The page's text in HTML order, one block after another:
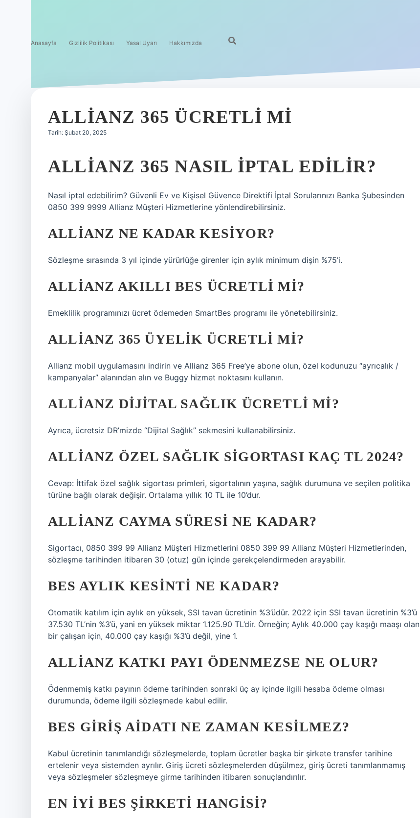
Anasayfa Gizlilik Politikası Yasal Uyarı Hakkımızda
ALLIANZ 365 ÜCRETLI MI
Tarih: Şubat 20, 2025
ALLIANZ 365 NASIL IPTAL EDILIR?
Nasıl iptal edebilirim? Güvenli Ev ve Kişisel Güvence Direktifi İptal Sorularınızı Banka Şubesinden
0850 399 9999 Allianz Müşteri Hizmetlerine yönlendirebilirsiniz.
ALLIANZ NE KADAR KESIYOR?
Sözleşme sırasında 3 yıl içinde yürürlüğe girenler için aylık minimum dişin %75’i.
ALLIANZ AKILLI BES ÜCRETLI MI?
Emeklilik programınızı ücret ödemeden SmartBes programı ile yönetebilirsiniz.
ALLIANZ 365 ÜYELIK ÜCRETLI MI?
Allianz mobil uygulamasını indirin ve Allianz 365 Free’ye abone olun, özel kodunuzu “ayrıcalık /
kampanyalar” alanından alın ve Buggy hizmet noktasını kullanın.
ALLIANZ DIJITAL SAĞLIK ÜCRETLI MI?
Ayrıca, ücretsiz DR’mizde “Dijital Sağlık” sekmesini kullanabilirsiniz.
ALLIANZ ÖZEL SAĞLIK SIGORTASI KAÇ TL 2024?
Cevap: İttifak özel sağlık sigortası primleri, sigortalının yaşına, sağlık durumuna ve seçilen politika
türüne bağlı olarak değişir. Ortalama yıllık 10 TL ile 10’dur.
ALLIANZ CAYMA SÜRESI NE KADAR?
Sigortacı, 0850 399 99 Allianz Müşteri Hizmetlerini 0850 399 99 Allianz Müşteri Hizmetlerinden,
sözleşme tarihinden itibaren 30 (otuz) gün içinde gerekçelendirmeden arayabilir.
BES AYLIK KESINTI NE KADAR?
Otomatik katılım için aylık en yüksek, SSI tavan ücretinin %3’üdür. 2022 için SSI tavan ücretinin %3’ü
37.530 TL’nin %3’ü, yani en yüksek miktar 1.125.90 TL’dir. Örneğin; Aylık 40.000 çay kaşığı maaşı olan
bir çalışan için, 40.000 çay kaşığı %3’ü değil, yine 1.
ALLIANZ KATKI PAYI ÖDENMEZSE NE OLUR?
Ödenmemiş katkı payının ödeme tarihinden sonraki üç ay içinde ilgili hesaba ödeme olması
durumunda, ödeme ilgili sözleşmede kabul edilir.
BES GIRIŞ AIDATI NE ZAMAN KESILMEZ?
Kabul ücretinin tanımlandığı sözleşmelerde, toplam ücretler başka bir şirkete transfer tarihine
ertelenir veya sistemden ayrılır. Giriş ücreti sözleşmelerden düşülmez, giriş ücreti tanımlanmamış
veya sözleşmeler sözleşmeye girme tarihinden itibaren sonuçlandırılır.
EN IYI BES ŞIRKETI HANGISI?